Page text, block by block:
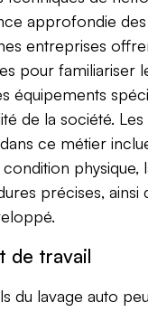
approfondie
entreprises
pour familiariser
équipements
de la société.
ce métier
physique,
précises, ainsi
de travail
du lavage auto